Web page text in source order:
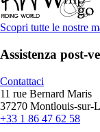
Scopri tutte le nostre
Assistenza post-
Contattaci
11 rue Bernard Maris
37270 Montlouis-sur-
+33 1 86 47 62 58